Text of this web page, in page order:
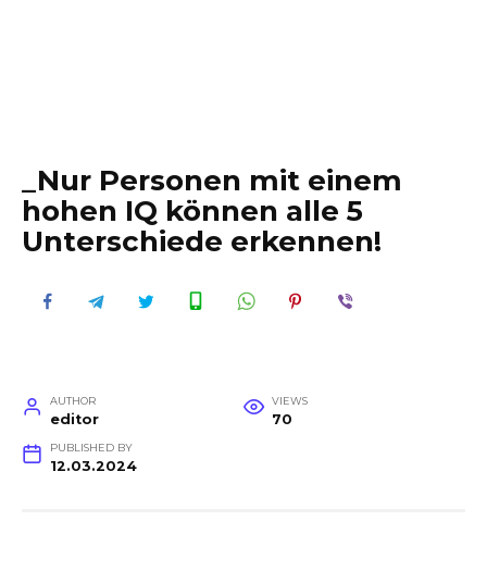
_Nur Personen mit einem
hohen IQ können alle 5
Unterschiede erkennen!
AUTHOR
editor
VIEWS
70
PUBLISHED BY
12.03.2024